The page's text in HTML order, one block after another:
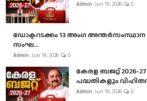
Admin Jun 19, 2026 0
ഡോക്ടറടക്കം 13 അംഗ
സംഘ...
Admin Jun 19, 2026 0
കേരള ബജറ്റ് 2026-
പദ്ധതികളും
Admin Jun 19, 2026 0